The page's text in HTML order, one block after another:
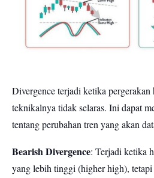
Divergence terjadi ketika pergerakan
teknikalnya tidak selaras. Ini dapat
tentang perubahan tren yang akan
Bearish Divergence: Terjadi ketika
yang lebih tinggi (higher high),